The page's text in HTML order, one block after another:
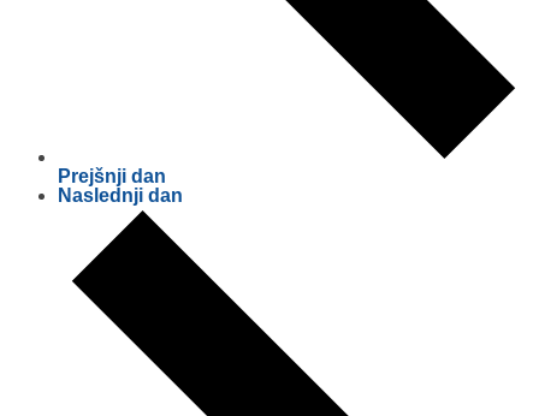
Prejšnji dan
Naslednji dan